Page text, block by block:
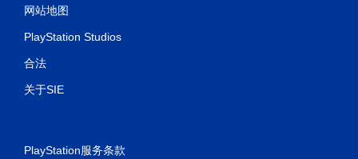
网站地图
PlayStation Studios
合法
关于SIE
PlayStation服务条款